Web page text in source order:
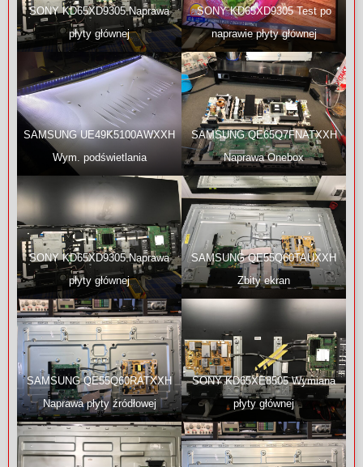
SONY KD65XD9305 Naprawa
płyty głównej
SONY KD65XD9305 Test po
naprawie płyty głównej
SAMSUNG UE49K5100AWXXH
Wym. podświetlania
SAMSUNG QE65Q7FNATXXH
Naprawa Onebox
SONY KD65XD9305 Naprawa
płyty głównej
SAMSUNG QE55Q60TAUXXH
Zbity ekran
SAMSUNG QE55Q60RATXXH
Naprawa płyty źródłowej
SONY KD65XE8505 Wymiana
płyty głównej